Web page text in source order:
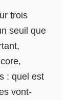
trois
seuil que
: quel est
vont-